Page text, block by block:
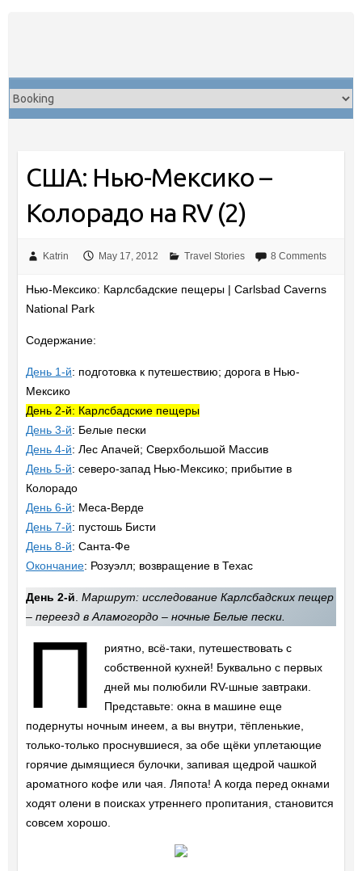
США: Нью-Мексико –
Колорадо на RV (2)
Katrin May 17, 2012 Travel Stories 8 Comments
Нью-Мексико: Карлсбадские пещеры | Carlsbad Caverns
National Park
Содержание:
День 1-й: подготовка к путешествию; дорога в Нью-
Мексико
День 2-й: Карлсбадские пещеры
День 3-й: Белые пески
День 4-й: Лес Апачей; Сверхбольшой Массив
День 5-й: северо-запад Нью-Мексико; прибытие в
Колорадо
День 6-й: Меса-Верде
День 7-й: пустошь Бисти
День 8-й: Санта-Фе
Окончание: Розуэлл; возвращение в Техас
День 2-й Маршрут: исследование Карлсбадских пещер
– переезд в Аламогордо – ночные Белые пески.
П
риятно, всё-таки, путешествовать с
собственной кухней! Буквально с первых
дней мы полюбили RV-шные завтраки.
Представьте: окна в машине еще
подернуты ночным инеем, а вы внутри, тёпленькие,
только-только проснувшиеся, за обе щёки уплетающие
горячие дымящиеся булочки, запивая щедрой чашкой
ароматного кофе или чая. Ляпота! А когда перед окнами
ходят олени в поисках утреннего пропитания, становится
совсем хорошо.